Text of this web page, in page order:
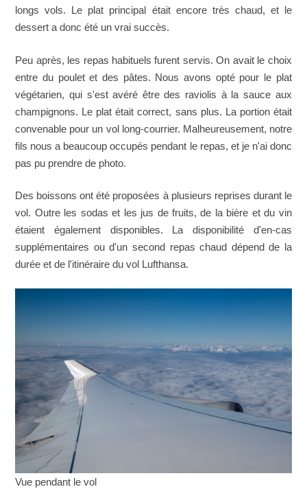
longs vols. Le plat principal était encore très chaud, et le
dessert a donc été un vrai succès.
Peu après, les repas habituels furent servis. On avait le choix
entre du poulet et des pâtes. Nous avons opté pour le plat
végétarien, qui s'est avéré être des raviolis à la sauce aux
champignons. Le plat était correct, sans plus. La portion était
convenable pour un vol long-courrier. Malheureusement, notre
fils nous a beaucoup occupés pendant le repas, et je n'ai donc
pas pu prendre de photo.
Des boissons ont été proposées à plusieurs reprises durant le
vol. Outre les sodas et les jus de fruits, de la bière et du vin
étaient également disponibles. La disponibilité d'en-cas
supplémentaires ou d'un second repas chaud dépend de la
durée et de l'itinéraire du vol Lufthansa.
Vue pendant le vol